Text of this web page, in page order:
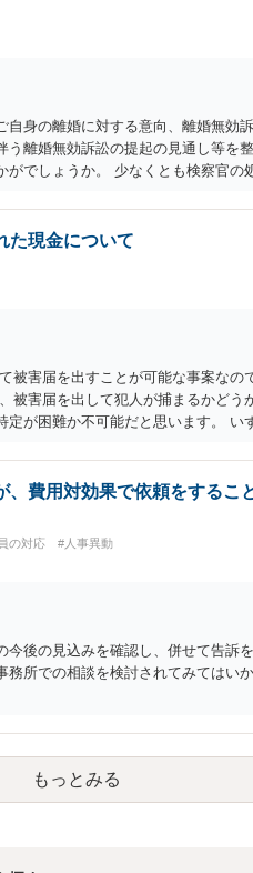
身の離婚に対する意向、離婚無効
離婚無効訴訟の提起の見通し等を
でしょうか。 少なくとも検察官の
ださい
た現金について
被害届を出すことが可能な事案なの
被害届を出して犯人が捕まるかどう
が困難か不可能だと思います。 い
費用対効果で依頼をするこ
の対応 #人事異動
今後の見込みを確認し、併せて告訴
所での相談を検討されてみてはい
もっとみる